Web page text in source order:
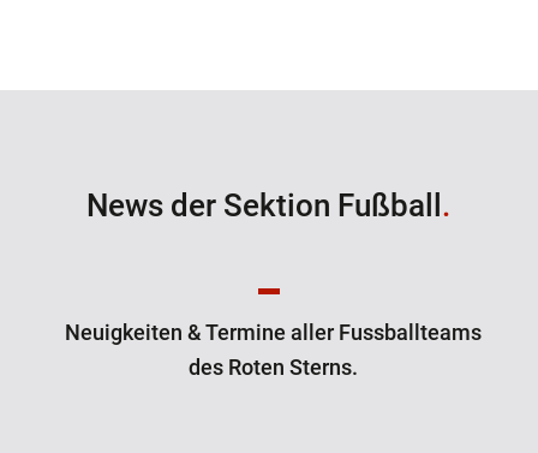
News der Sektion Fußball .
Neuigkeiten & Termine aller Fussballteams
des Roten Sterns.